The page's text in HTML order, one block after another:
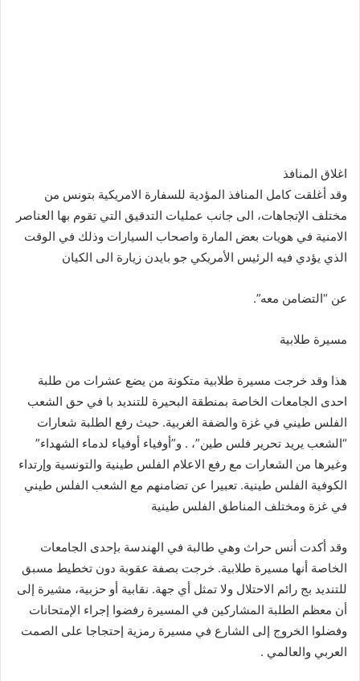
اغلاق المنافذ
وقد أغلقت كامل المنافذ المؤدية للسفارة الامريكية بتونس من
مختلف الإتجاهات، الى جانب عمليات التدقيق التي تقوم بها العناصر
الامنية في هويات بعض المارة واصحاب السيارات وذلك في الوقت
الذي يؤدي فيه الرئيس الأمريكي جو بايدن زيارة الى الكيان
عن “التضامن معه”.
مسيرة طلابية
هذا وقد خرجت مسيرة طلابية متكونة من يضع عشرات من طلبة
احدى الجامعات الخاصة بمنطقة البحيرة للتنديد با في حق الشعب
الفلس طيني في غزة والضفة الغربية. حيث رفع الطلبة شعارات
“الشعب يريد تحرير فلس طين”، . و”أوفياء أوفياء لدماء الشهداء”
وغيرها من الشعارات مع رفع الاعلام الفلس طينية والتونسية وإرتداء
الكوفية الفلس طينية. تعبيرا عن تضامنهم مع الشعب الفلس طيني
في غزة ومختلف المناطق الفلس طينية
وقد أكدت أنس حراث وهي طالبة في الهندسة بإحدى الجامعات
الخاصة أنها مسيرة طلابية. خرجت بصفة عقوبة دون تخطيط مسبق
للتنديد بج رائم الاحتلال ولا تمثل أي جهة. نقابية أو حزبية، مشيرة إلى
أن معظم الطلبة المشاركين في المسيرة رفضوا إجراء الإمتحانات
وفضلوا الخروج إلى الشارع في مسيرة رمزية إحتجاجا على الصمت
العربي والعالمي .